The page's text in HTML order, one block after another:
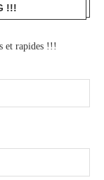
!!!
et rapides !!!